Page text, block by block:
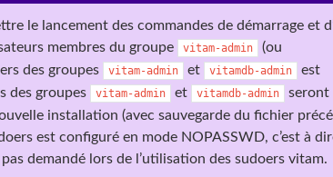
le lancement des commandes de démarrage et
membres du groupe
vitam-admin (ou
des groupes vitam-admin et vitamdb-admin
est
des groupes
vitam-admin et vitamdb-admin
seront
installation (avec sauvegarde du fichier
est configuré en mode NOPASSWD, c’est à
demandé lors de l’utilisation des sudoers vitam.